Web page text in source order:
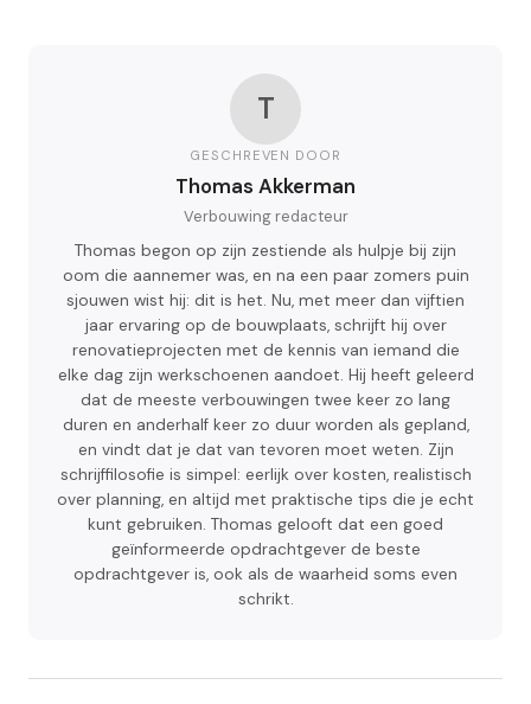
T
GESCHREVEN DOOR
Thomas Akkerman
Verbouwing redacteur
Thomas begon op zijn zestiende als hulpje bij zijn
oom die aannemer was, en na een paar zomers puin
sjouwen wist hij: dit is het. Nu, met meer dan vijftien
jaar ervaring op de bouwplaats, schrijft hij over
renovatieprojecten met de kennis van iemand die
elke dag zijn werkschoenen aandoet. Hij heeft geleerd
dat de meeste verbouwingen twee keer zo lang
duren en anderhalf keer zo duur worden als gepland,
en vindt dat je dat van tevoren moet weten. Zijn
schrijffilosofie is simpel: eerlijk over kosten, realistisch
over planning, en altijd met praktische tips die je echt
kunt gebruiken. Thomas gelooft dat een goed
geïnformeerde opdrachtgever de beste
opdrachtgever is, ook als de waarheid soms even
schrikt.